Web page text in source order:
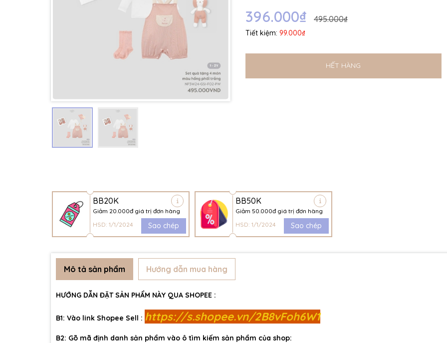
396.000₫ 495.000₫
Tiết kiệm: 99.000₫
HẾT HÀNG
BB20K
Giảm 20.000đ giá trị đơn hàng
HSD: 1/1/2024
Sao chép
BB50K
Giảm 50.000đ giá trị đơn hàng
HSD: 1/1/2024
Sao chép
Điều kiện:
Mô tả sản phẩm Hướng dẫn mua hàng
HƯỚNG DẪN ĐẶT SẢN PHẨM NÀY QUA SHOPEE :
B1: Vào link Shopee Sell : https://s.shopee.vn/2B8vFoh6W1
B2: Gõ mã định danh sản phẩm vào ô tìm kiếm sản phẩm của shop: